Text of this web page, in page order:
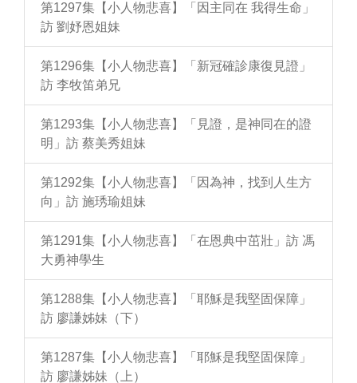
第1297集【小人物悲喜】「因主同在 我得生命」
訪 劉妤恩姐妹
第1296集【小人物悲喜】「新冠確診康復見證」
訪 李牧笛弟兄
第1293集【小人物悲喜】「見證，是神同在的證
明」訪 蔡美秀姐妹
第1292集【小人物悲喜】「因為神，找到人生方
向」訪 施琇瑜姐妹
第1291集【小人物悲喜】「在恩典中茁壯」訪 馮
大勇神學生
第1288集【小人物悲喜】「耶穌是我堅固保障」
訪 廖謙姊妹（下）
第1287集【小人物悲喜】「耶穌是我堅固保障」
訪 廖謙姊妹（上）